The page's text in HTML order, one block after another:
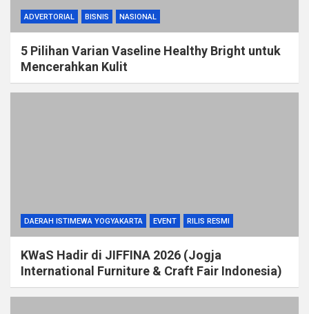
ADVERTORIAL BISNIS NASIONAL
5 Pilihan Varian Vaseline Healthy Bright untuk
Mencerahkan Kulit
DAERAH ISTIMEWA YOGYAKARTA EVENT RILIS RESMI
KWaS Hadir di JIFFINA 2026 (Jogja
International Furniture & Craft Fair Indonesia)